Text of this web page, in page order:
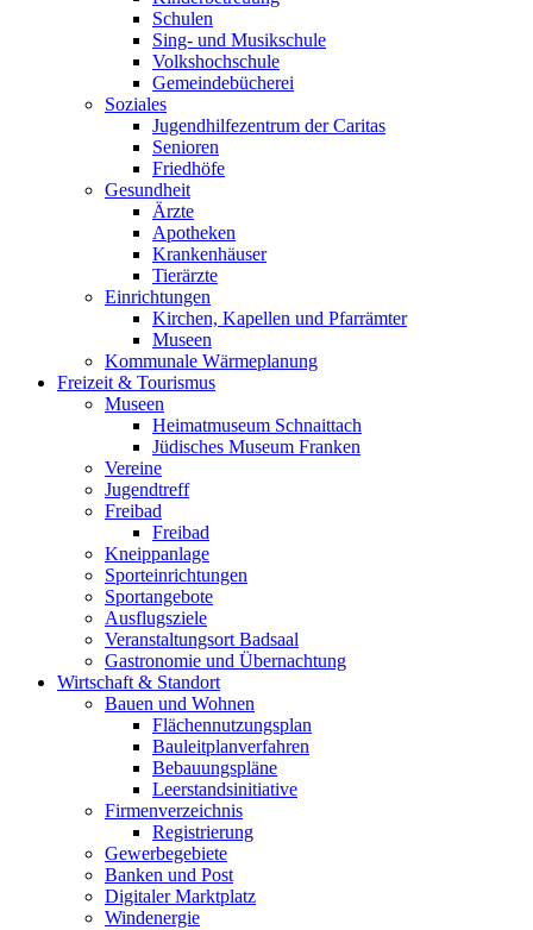
Schulen
Sing- und Musikschule
Volkshochschule
Gemeindebücherei
Soziales
Jugendhilfezentrum der Caritas
Senioren
Friedhöfe
Gesundheit
Ärzte
Apotheken
Krankenhäuser
Tierärzte
Einrichtungen
Kirchen, Kapellen und Pfarrämter
Museen
Kommunale Wärmeplanung
Freizeit & Tourismus
Museen
Heimatmuseum Schnaittach
Jüdisches Museum Franken
Vereine
Jugendtreff
Freibad
Freibad
Kneippanlage
Sporteinrichtungen
Sportangebote
Ausflugsziele
Veranstaltungsort Badsaal
Gastronomie und Übernachtung
Wirtschaft & Standort
Bauen und Wohnen
Flächennutzungsplan
Bauleitplanverfahren
Bebauungspläne
Leerstandsinitiative
Firmenverzeichnis
Registrierung
Gewerbegebiete
Banken und Post
Digitaler Marktplatz
Windenergie